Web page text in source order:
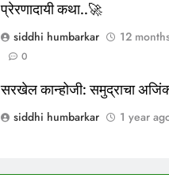
प्रेरणादायी कथा..🚀
siddhi humbarkar
12
0
सरखेल कान्होजी: समुद्राचा
siddhi humbarkar
1 year